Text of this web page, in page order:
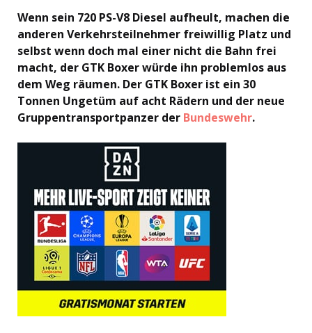
Wenn sein 720 PS-V8 Diesel aufheult, machen die
anderen Verkehrsteilnehmer freiwillig Platz und
selbst wenn doch mal einer nicht die Bahn frei
macht, der GTK Boxer würde ihn problemlos aus
dem Weg räumen. Der GTK Boxer ist ein 30
Tonnen Ungetüm auf acht Rädern und der neue
Gruppentransportpanzer der Bundeswehr.